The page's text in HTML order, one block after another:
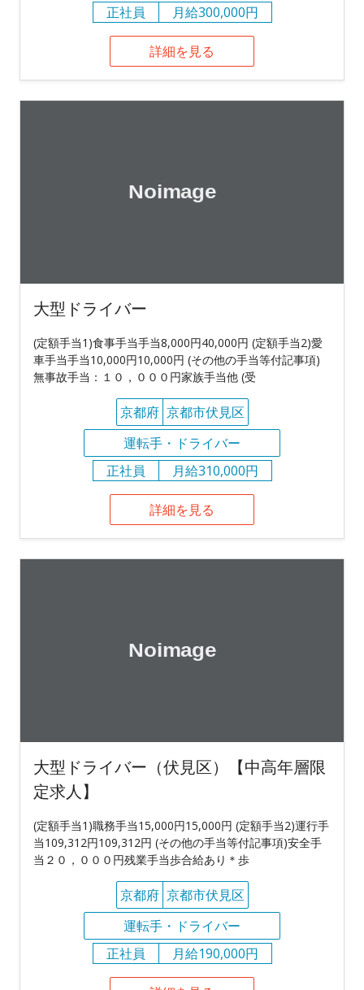
正社員
月給300,000円
詳細を見る
大型ドライバー
(定額手当1)食事手当手当8,000円40,000円 (定額手当2)愛
車手当手当10,000円10,000円 (その他の手当等付記事項)
無事故手当：１０，０００円家族手当他 (受
京都府 京都市伏見区
運転手・ドライバー
正社員
月給310,000円
詳細を見る
大型ドライバー（伏見区）【中高年層限
定求人】
(定額手当1)職務手当15,000円15,000円 (定額手当2)運行手
当109,312円109,312円 (その他の手当等付記事項)安全手
当２０，０００円残業手当歩合給あり＊歩
京都府 京都市伏見区
運転手・ドライバー
正社員
月給190,000円